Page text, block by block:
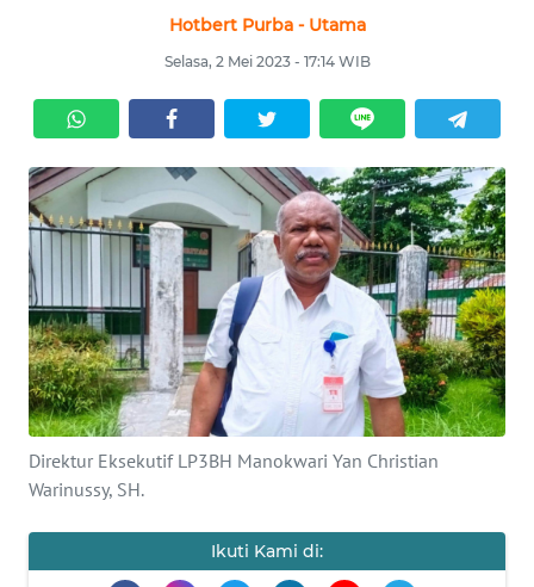
Hotbert Purba - Utama
Selasa, 2 Mei 2023 - 17:14 WIB
Direktur Eksekutif LP3BH Manokwari Yan Christian
Warinussy, SH.
Ikuti Kami di:
SERBI
OPINI
Informasi
INDEKS
BERITA
KONTAK
KAMI
INFO
IKLAN
KAMI